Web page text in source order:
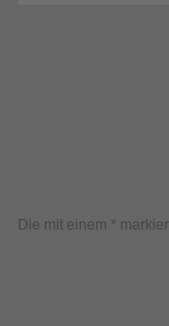
Die mit einem *